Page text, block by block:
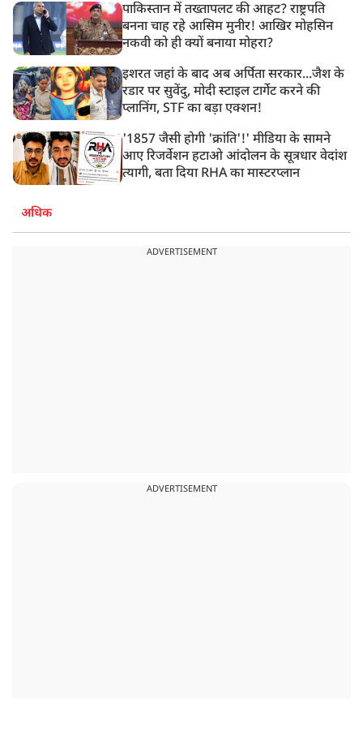
पाकिस्तान में तख्तापलट की आहट? राष्ट्रपति
बनना चाह रहे आसिम मुनीर! आखिर मोहसिन
नकवी को ही क्यों बनाया मोहरा?
इशरत जहां के बाद अब अर्पिता सरकार...जैश के
रडार पर सुवेंदु, मोदी स्टाइल टार्गेट करने की
प्लानिंग, STF का बड़ा एक्शन!
'1857 जैसी होगी 'क्रांति'!' मीडिया के सामने
आए रिजर्वेशन हटाओ आंदोलन के सूत्रधार वेदांश
त्यागी, बता दिया RHA का मास्टरप्लान
अधिक
ADVERTISEMENT
ADVERTISEMENT